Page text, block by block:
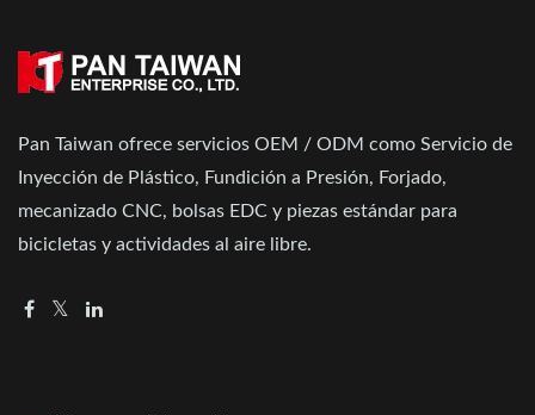
Pan Taiwan ofrece servicios OEM / ODM como Servicio de
Inyección de Plástico, Fundición a Presión, Forjado,
mecanizado CNC, bolsas EDC y piezas estándar para
bicicletas y actividades al aire libre.